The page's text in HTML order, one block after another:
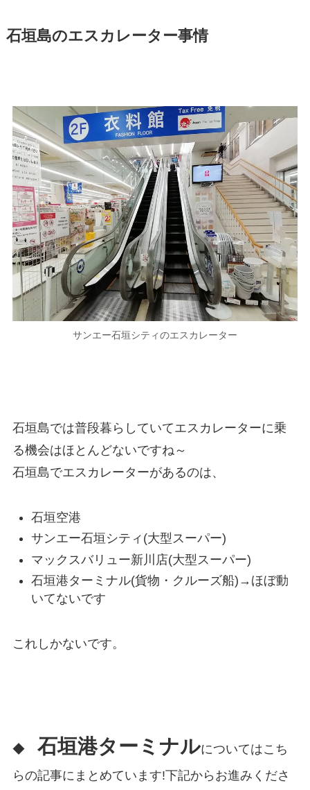
石垣島のエスカレーター事情
サンエー石垣シティのエスカレーター
石垣島では普段暮らしていてエスカレーターに乗
る機会はほとんどないですね～
石垣島でエスカレーターがあるのは、
石垣空港
サンエー石垣シティ(大型スーパー)
マックスバリュー新川店(大型スーパー)
石垣港ターミナル(貨物・クルーズ船)→ほぼ動
いてないです
これしかないです。
◆ 石垣港ターミナルについてはこち
らの記事にまとめています!下記からお進みくださ